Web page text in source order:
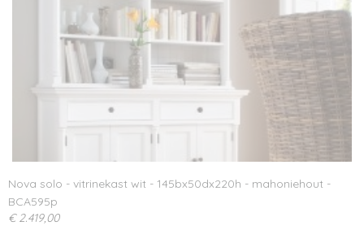
Nova solo - vitrinekast wit - 145bx50dx220h - mahoniehout -
BCA595p
€ 2.419,00